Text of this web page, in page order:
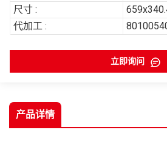
尺寸 :
代加工 :
立即询问
产品详情